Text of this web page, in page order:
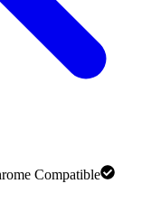
Compatible